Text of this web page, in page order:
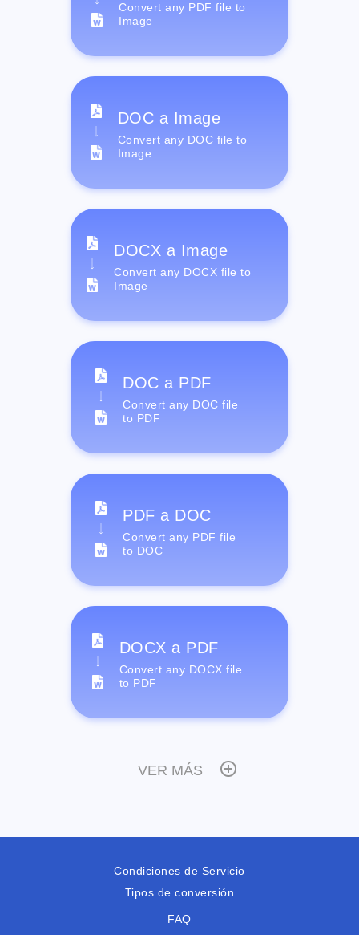
Convert any PDF file to
Image
DOC a Image
Convert any DOC file to
Image
DOCX a Image
Convert any DOCX file to
Image
DOC a PDF
Convert any DOC file
to PDF
PDF a DOC
Convert any PDF file
to DOC
DOCX a PDF
Convert any DOCX file
to PDF
VER MÁS
Condiciones de Servicio
Tipos de conversión
FAQ